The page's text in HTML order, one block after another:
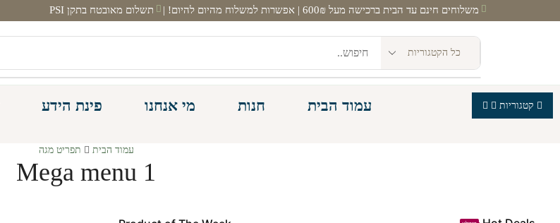
משלוחים חינם עד הבית ברכישה מעל 600₪ | אפשרות למשלוח מהיום להיום! | תשלום מאובטח בתקן PSI
קטגוריות עמוד הבית חנות מי אנחנו פינת הידע
עמוד הבית תפריט מגה
Mega menu 1